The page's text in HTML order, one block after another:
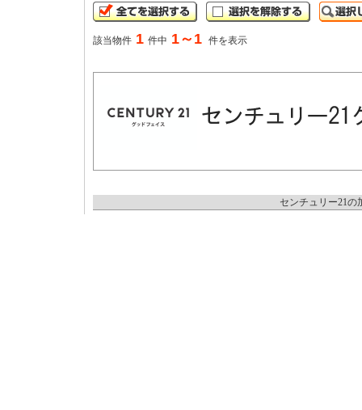
該当物件 1 件中 1～1 件を表示
センチュリー21の